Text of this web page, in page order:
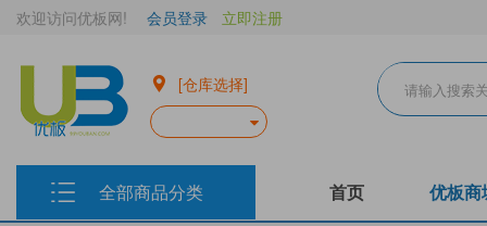
欢迎访问优板网! 会员登录 立即注册
[仓库选择]
全部商品分类 首页 优板商